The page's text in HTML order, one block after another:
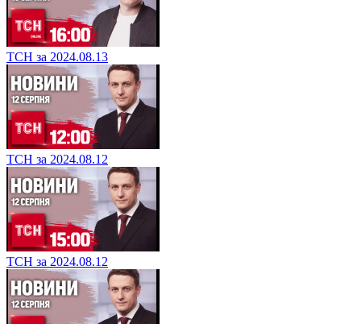
ТСН за 2024.08.13
ТСН за 2024.08.12
ТСН за 2024.08.12